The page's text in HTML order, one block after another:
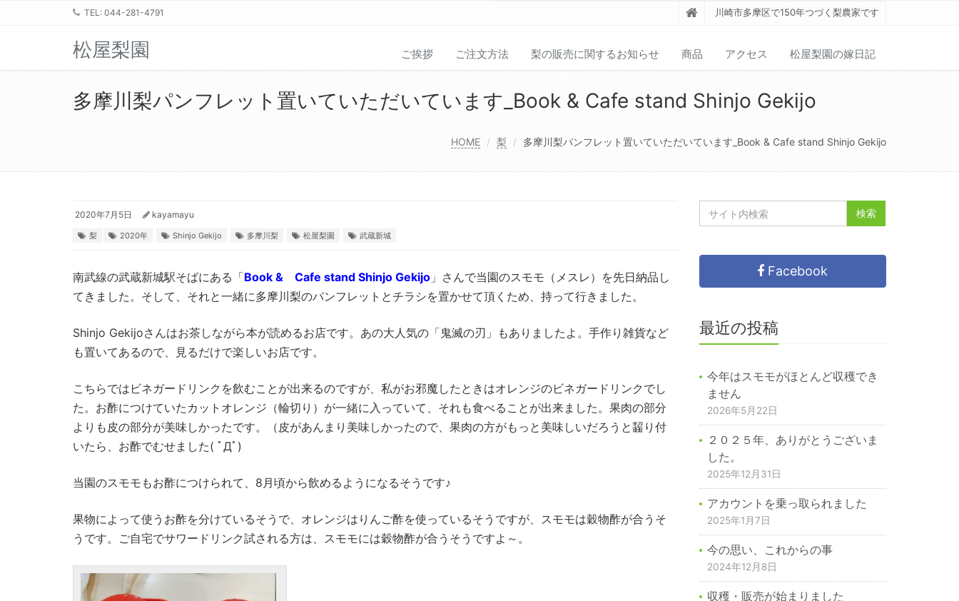
TEL: 044-281-4791 川崎市多摩区で150年つづく梨農家です
松屋梨園 ご挨拶 ご注文方法 梨の販売に関するお知らせ 商品 アクセス 松屋梨園の嫁日記
多摩川梨パンフレット置いていただいています_Book & Cafe stand Shinjo Gekijo
HOME 梨 多摩川梨パンフレット置いていただいています_Book & Cafe stand Shinjo Gekijo
2020年7月5日 kayamayu
梨 2020年 Shinjo Gekijo 多摩川梨 松屋梨園 武蔵新城
南武線の武蔵新城駅そばにある「Book & Cafe stand Shinjo Gekijo 」さんで当園のスモモ（メスレ）を先日納品し
てきました。そして、それと一緒に多摩川梨のパンフレットとチラシを置かせて頂くため、持って行きました。
Shinjo Gekijoさんはお茶しながら本が読めるお店です。あの大人気の「鬼滅の刃」もありましたよ。手作り雑貨など
も置いてあるので、見るだけで楽しいお店です。
こちらではビネガードリンクを飲むことが出来るのですが、私がお邪魔したときはオレンジのビネガードリンクでし
た。お酢につけていたカットオレンジ（輪切り）が一緒に入っていて、それも食べることが出来ました。果肉の部分
よりも皮の部分が美味しかったです。（皮があんまり美味しかったので、果肉の方がもっと美味しいだろうと齧り付
いたら、お酢でむせました( ﾟДﾟ)
当園のスモモもお酢につけられて、8月頃から飲めるようになるそうです♪
果物によって使うお酢を分けているそうで、オレンジはりんご酢を使っているそうですが、スモモは穀物酢が合うそ
うです。ご自宅でサワードリンク試される方は、スモモには穀物酢が合うそうですよ～。
Facebook
最近の投稿
今年はスモモがほとんど収穫でき
ません
2026年5月22日
２０２５年、ありがとうございま
した。
2025年12月31日
アカウントを乗っ取られました
2025年1月7日
今の思い、これからの事
2024年12月8日
収穫・販売が始まりました